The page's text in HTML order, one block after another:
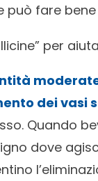
fare
per
dei vasi
Quando
dove